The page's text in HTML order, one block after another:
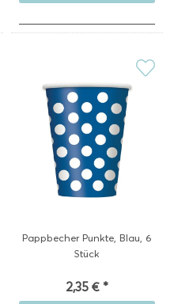
Pappbecher Punkte, Blau, 6
Stück
2,35 € *